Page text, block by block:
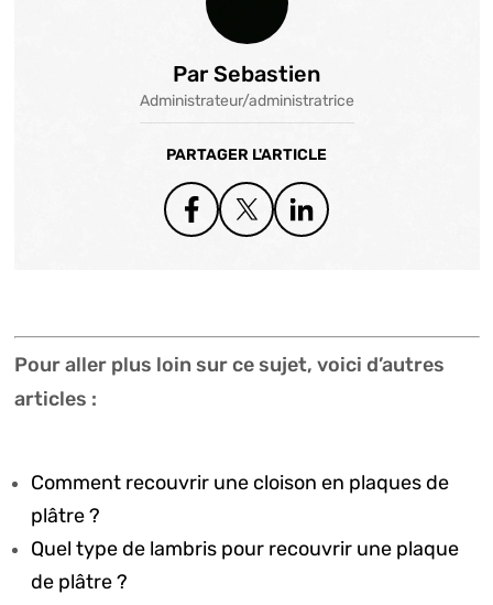
Par Sebastien
Administrateur/administratrice
PARTAGER L'ARTICLE
Pour aller plus loin sur ce sujet, voici d’autres
articles :
Comment recouvrir une cloison en plaques de
plâtre ?
Quel type de lambris pour recouvrir une plaque
de plâtre ?